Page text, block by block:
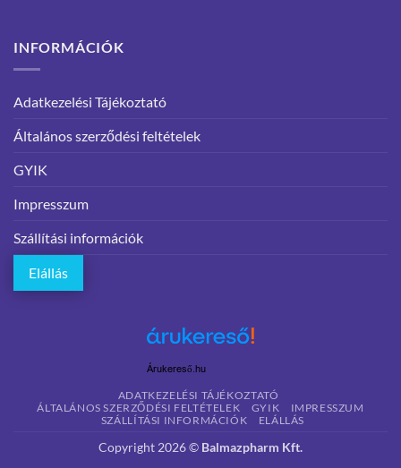
INFORMÁCIÓK
Adatkezelési Tájékoztató
Általános szerződési feltételek
GYIK
Impresszum
Szállítási információk
Elállás
Árukereső.hu
ADATKEZELÉSI TÁJÉKOZTATÓ
ÁLTALÁNOS SZERZŐDÉSI FELTÉTELEK
GYIK
IMPRESSZUM
SZÁLLÍTÁSI INFORMÁCIÓK
ELÁLLÁS
Copyright 2026 © Balmazpharm Kft.